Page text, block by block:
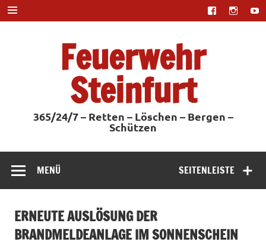
Zum
Inhalt
springen
Feuerwehr
Steinfurt
365/24/7 – Retten – Löschen – Bergen –
Schützen
SEITENLEISTE
MENÜ
ERNEUTE AUSLÖSUNG DER
BRANDMELDEANLAGE IM SONNENSCHEIN